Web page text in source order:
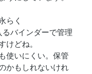
らく
るバインダーで管理
けどね。
使いにくい。保管
かもしれないけれ